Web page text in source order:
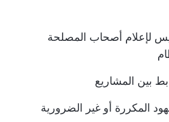
لإعلام أصحاب المصلحة
بين المشاريع
المكررة أو غير الضرورية